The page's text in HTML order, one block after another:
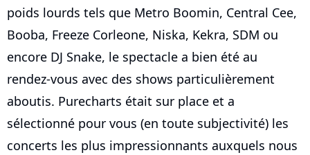
poids lourds tels que Metro Boomin, Central Cee,
Booba, Freeze Corleone, Niska, Kekra, SDM ou
encore DJ Snake, le spectacle a bien été au
rendez-vous avec des shows particulièrement
aboutis. Purecharts était sur place et a
sélectionné pour vous (en toute subjectivité) les
concerts les plus impressionnants auxquels nous